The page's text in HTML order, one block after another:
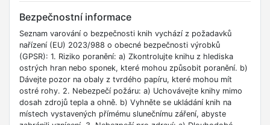
Bezpečnostní informace
Seznam varování o bezpečnosti knih vychází z požadavků
nařízení (EU) 2023/988 o obecné bezpečnosti výrobků
(GPSR): 1. Riziko poranění: a) Zkontrolujte knihu z hlediska
ostrých hran nebo sponek, které mohou způsobit poranění. b)
Dávejte pozor na obaly z tvrdého papíru, které mohou mít
ostré rohy. 2. Nebezpečí požáru: a) Uchovávejte knihy mimo
dosah zdrojů tepla a ohně. b) Vyhněte se ukládání knih na
místech vystavených přímému slunečnímu záření, abyste